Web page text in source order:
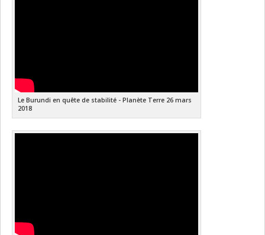
Le Burundi en quête de stabilité - Planète Terre 26 mars
2018